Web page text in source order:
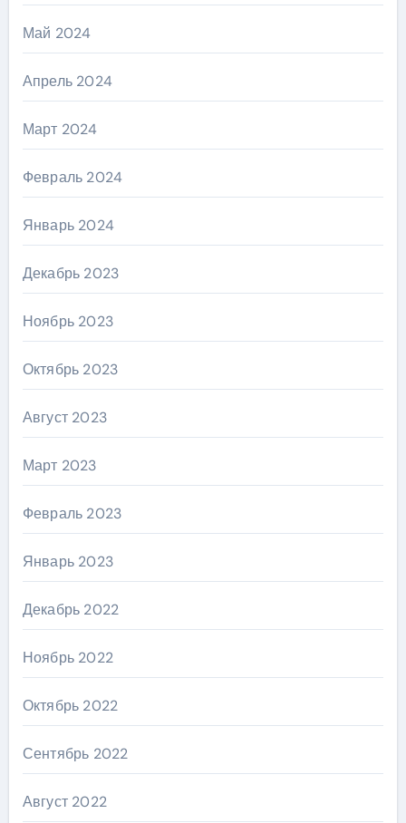
Май 2024
Апрель 2024
Март 2024
Февраль 2024
Январь 2024
Декабрь 2023
Ноябрь 2023
Октябрь 2023
Август 2023
Март 2023
Февраль 2023
Январь 2023
Декабрь 2022
Ноябрь 2022
Октябрь 2022
Сентябрь 2022
Август 2022